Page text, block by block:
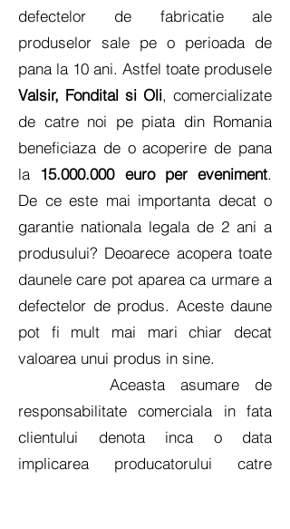
defectelor de fabricatie ale
produselor sale pe o perioada de
pana la 10 ani. Astfel toate produsele
Valsir, Fondital si Oli, comercializate
de catre noi pe piata din Romania
beneficiaza de o acoperire de pana
la 15.000.000euro per eveniment.
De ce este mai importanta decat o
garantie nationala legala de 2 ani a
produsului? Deoarece acopera toate
daunele care pot aparea ca urmare a
defectelor de produs. Aceste daune
pot fi mult mai mari chiar decat
valoarea unui produs in sine.
Aceasta asumare de
responsabilitate comerciala in fata
clientului denota inca o data
implicarea producatorului catre